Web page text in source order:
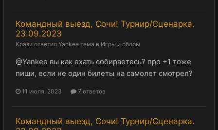
Командный выезд, Сочи! Турнир/Сценарка.
23.09.2023
Крази ответил Yankee тема в Игры и сборы
@Yankee вы как ехать собираетесь? про +1 тоже
пиши, если не один билеты на самолет смотрел?
11 июля, 2023 7 ответов
Командный выезд, Сочи! Турнир/Сценарка.